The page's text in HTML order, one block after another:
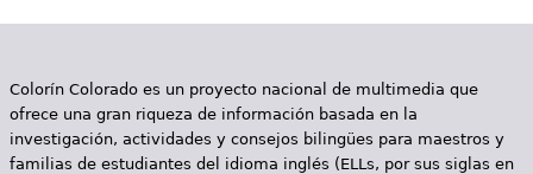
i
a
s
Colorín Colorado es un proyecto nacional de multimedia que
ofrece una gran riqueza de información basada en la
investigación, actividades y consejos bilingües para maestros y
familias de estudiantes del idioma inglés (ELLs, por sus siglas en